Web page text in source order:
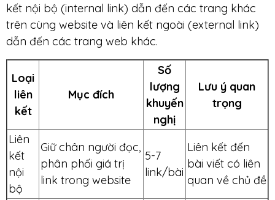
kết nội bộ (internal link) dẫn đến các trang khác
trên cùng website và liên kết ngoài (external link)
dẫn đến các trang web khác.
Loại
liên
kết
Mục đích
Số
lượng
khuyến
nghị
Lưu ý quan
trọng
Liên
kết
nội
bộ
Giữ chân người đọc,
phân phối giá trị
link trong website
5-7
link/bài
Liên kết đến
bài viết có liên
quan về chủ đề